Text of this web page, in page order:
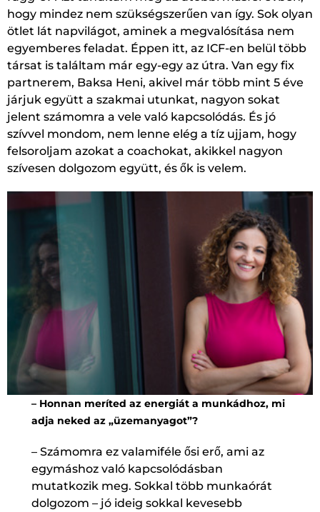
hogy mindez nem szükségszerűen van így. Sok olyan
ötlet lát napvilágot, aminek a megvalósítása nem
egyemberes feladat. Éppen itt, az ICF-en belül több
társat is találtam már egy-egy az útra. Van egy fix
partnerem, Baksa Heni, akivel már több mint 5 éve
járjuk együtt a szakmai utunkat, nagyon sokat
jelent számomra a vele való kapcsolódás. És jó
szívvel mondom, nem lenne elég a tíz ujjam, hogy
felsoroljam azokat a coachokat, akikkel nagyon
szívesen dolgozom együtt, és ők is velem.
– Honnan meríted az energiát a munkádhoz, mi
adja neked az „üzemanyagot”?
– Számomra ez valamiféle ősi erő, ami az
egymáshoz való kapcsolódásban
mutatkozik meg. Sokkal több munkaórát
dolgozom – jó ideig sokkal kevesebb